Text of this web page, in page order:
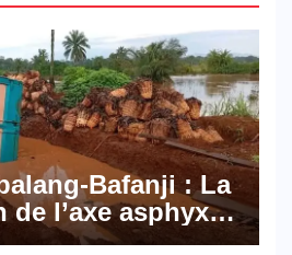
Bafanji : La
de l’axe asphyxie
économiques